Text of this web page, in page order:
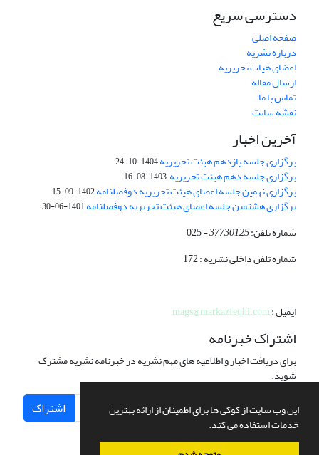
این وب سایت از کوکی ها برای اطمینان از ارائه بهترین
خدمات استفاده می کند.
دسترسی سریع
صفحه اصلی
درباره نشریه
اعضای هیات تحریریه
ارسال مقاله
تماس با ما
نقشه سایت
آخرین اخبار
برگزاری جلسه یازدهم هیئت تحریریه1404-10-24
برگزاری جلسه دهم هیئت تحریریه 1403-08-16
برگزاری نهمین جلسه اعضای هیئت تحریریه دوفصلنامه1402-09-15
برگزاری هشتمین جلسه اعضای هیئت تحریریه دوفصلنامه1401-06-30
شماره تلفن:37730125
- 025
شماره تلفن داخلی نشریه : 172
ایمیل :mags@markazfeqhi.com
اشتراک خبرنامه
برای دریافت اخبار و اطلاعیه های مهم نشریه در خبرنامه نشریه مشترک
شوید.
اشتراک